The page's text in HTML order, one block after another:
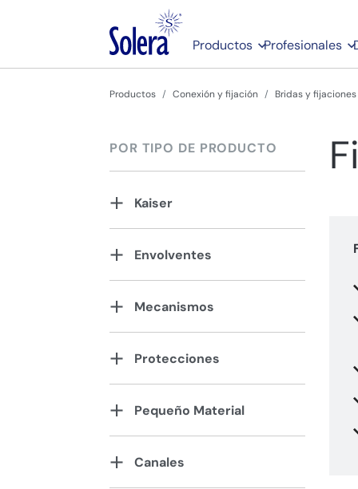
Productos Profesionales
Productos Conexión y fijación Bridas y fijaciones
POR TIPO DE PRODUCTO
Kaiser
Envolventes
Mecanismos
Protecciones
Pequeño Material
Canales